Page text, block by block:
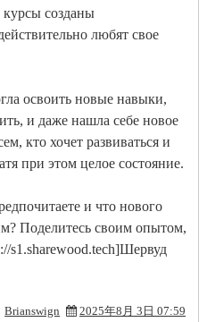
курсы созданы
любят свое
освоить новые навыки,
и даже нашла себе новое
кто хочет развиваться и
при этом целое состояние.
и что нового
Поделитесь своим опытом,
s1.sharewood.tech]Шервуд
Brianswign 2025年8月 3日 07:59